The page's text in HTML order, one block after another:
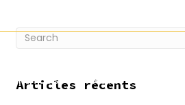
Services Membres
Articles récents